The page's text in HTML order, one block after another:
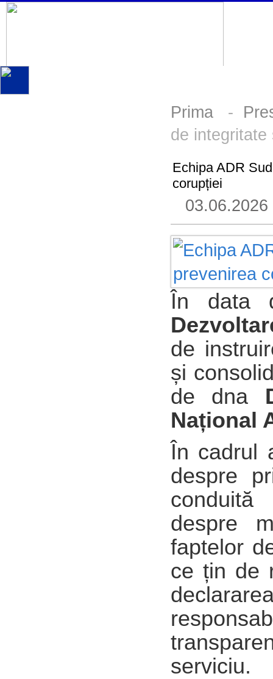
Prima -
de integritate
Echipa ADR
corupției
03.06.2026
În data
de
și
de dna
Național
În cadrul
despre
conduită
despre
faptelor
ce țin de
serviciu.